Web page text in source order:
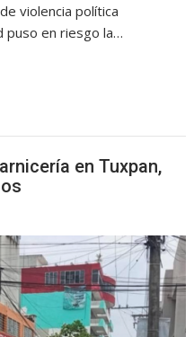
violencia política
puso en riesgo la…
en Tuxpan,